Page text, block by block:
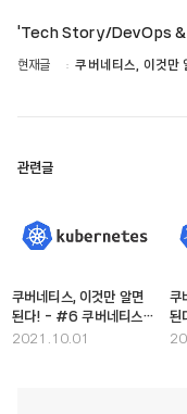
'Tech Story/DevOps &
현재글
쿠버네티스, 이것
관련글
쿠버네티스, 이것만 알면
된다! - #6 쿠버네티스의
서비스
2021.10.01
쿠
된다! -
동